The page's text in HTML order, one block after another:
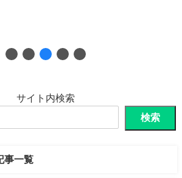
サイト内検索
検索
事一覧